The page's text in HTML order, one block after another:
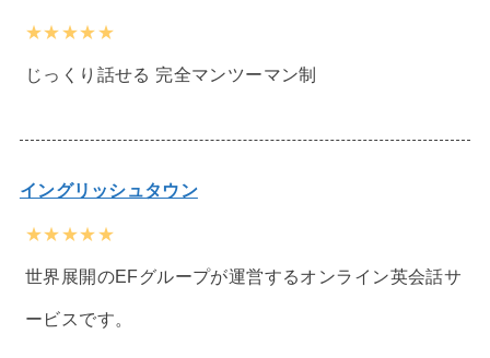
★★★★★
じっくり話せる 完全マンツーマン制
イングリッシュタウン
★★★★★
世界展開のEFグループが運営するオンライン英会話サ
ービスです。